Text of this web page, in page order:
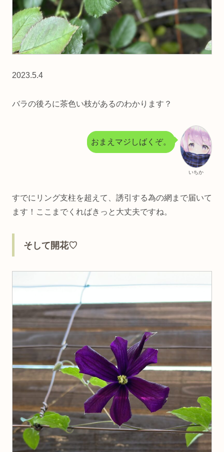
2023.5.4
バラの後ろに茶色い枝があるのわかります？
いちか
おまえマジしばくぞ。
すでにリング支柱を超えて、誘引する為の網まで届いて
ます！ここまでくればきっと大丈夫ですね。
そして開花♡